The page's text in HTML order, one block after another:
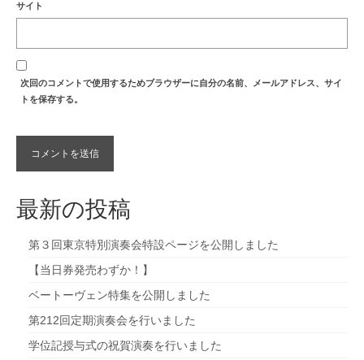
サイト
次回のコメントで使用するためブラウザーに自分の名前、メールアドレス、サイ
トを保存する。
最新の投稿
第３回東京特別演奏会特設ページを公開しました
【当日券発売わずか！】
ベートーヴェン特集を公開しました
第212回定期演奏会を行いました
学位記授与式の祝賀演奏を行いました